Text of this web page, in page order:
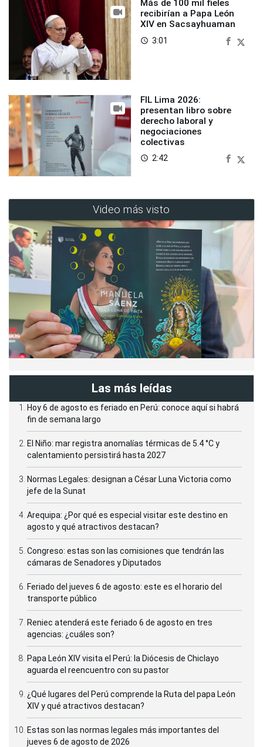
Más de 100 mil fieles
recibirían a Papa León
XIV en Sacsayhuaman
access_time 3:01
FIL Lima 2026:
presentan libro sobre
derecho laboral y
negociaciones
colectivas
access_time 2:42
Video más visto
Las más leídas
Hoy 6 de agosto es feriado en Perú: conoce aquí si habrá
fin de semana largo
El Niño: mar registra anomalías térmicas de 5.4 °C y
calentamiento persistirá hasta 2027
Normas Legales: designan a César Luna Victoria como
jefe de la Sunat
Arequipa: ¿Por qué es especial visitar este destino en
agosto y qué atractivos destacan?
Congreso: estas son las comisiones que tendrán las
cámaras de Senadores y Diputados
Feriado del jueves 6 de agosto: este es el horario del
transporte público
Reniec atenderá este feriado 6 de agosto en tres
agencias: ¿cuáles son?
Papa León XIV visita el Perú: la Diócesis de Chiclayo
aguarda el reencuentro con su pastor
¿Qué lugares del Perú comprende la Ruta del papa León
XIV y qué atractivos destacan?
Estas son las normas legales más importantes del
jueves 6 de agosto de 2026